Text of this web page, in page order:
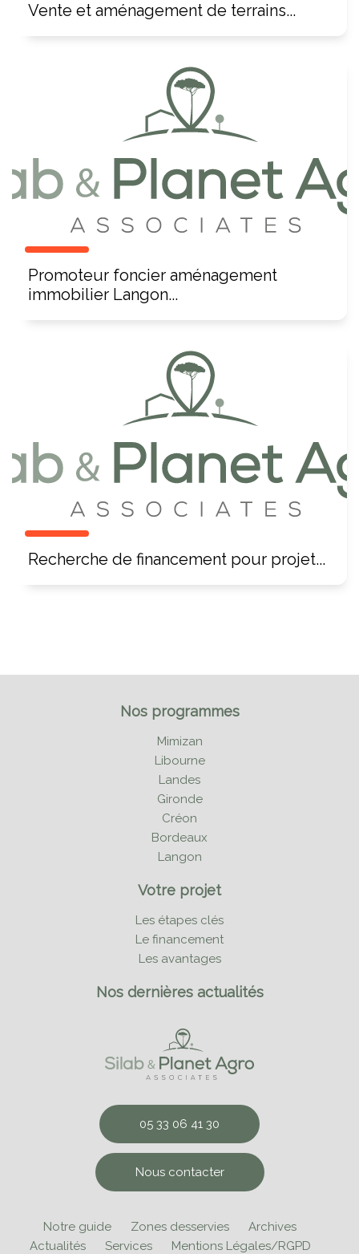
Vente et aménagement de terrains...
Promoteur foncier aménagement
immobilier Langon...
Recherche de financement pour projet...
Nos programmes
Mimizan
Libourne
Landes
Gironde
Créon
Bordeaux
Langon
Votre projet
Les étapes clés
Le financement
Les avantages
Nos dernières actualités
05 33 06 41 30
Nous contacter
Notre guide Zones desservies
Archives
Actualités
Services Mentions Légales/RGPD